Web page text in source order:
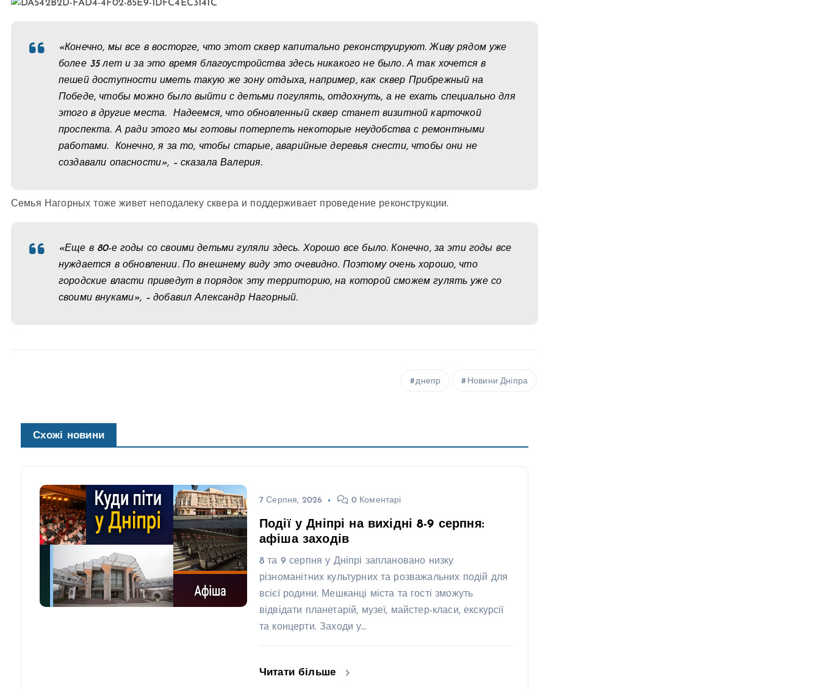
«Конечно, мы все в восторге, что этот сквер капитально реконструируют. Живу рядом уже
более 35 лет и за это время благоустройства здесь никакого не было. А так хочется в
пешей доступности иметь такую ​​же зону отдыха, например, как сквер Прибрежный на
Победе, чтобы можно было выйти с детьми погулять, отдохнуть, а не ехать специально для
этого в другие места. Надеемся, что обновленный сквер станет визитной карточкой
проспекта. А ради этого мы готовы потерпеть некоторые неудобства с ремонтными
работами. Конечно, я за то, чтобы старые, аварийные деревья снести, чтобы они не
создавали опасности», – сказала Валерия.
Семья Нагорных тоже живет неподалеку сквера и поддерживает проведение реконструкции.
«Еще в 80-е годы со своими детьми гуляли здесь. Хорошо все было. Конечно, за эти годы все
нуждается в обновлении. По внешнему виду это очевидно. Поэтому очень хорошо, что
городские власти приведут в порядок эту территорию, на которой сможем гулять уже со
своими внуками», – добавил Александр Нагорный.
днепр Новини Дніпра
Схожі новини
7 Серпня, 2026 0 Коментарі
Події у Дніпрі на вихідні 8-9 серпня:
афіша заходів
8 та 9 серпня у Дніпрі заплановано низку
різноманітних культурних та розважальних подій для
всієї родини. Мешканці міста та гості зможуть
відвідати планетарій, музеї, майстер-класи, екскурсії
та концерти. Заходи у…
Читати більше